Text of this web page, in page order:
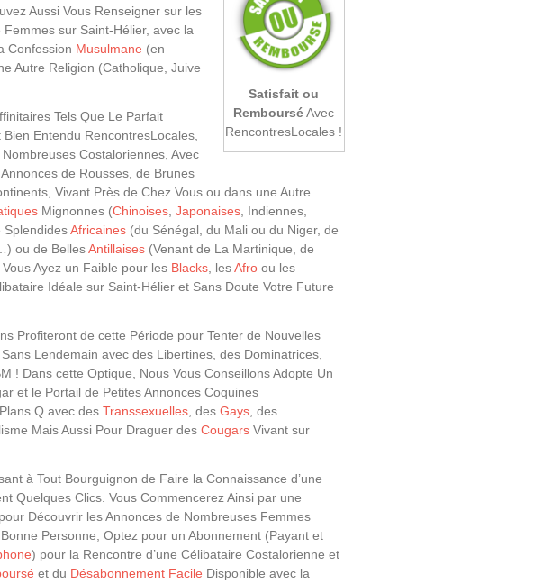
Satisfait ou
RembourséAvec
RencontresLocales !
Aussi Vous Renseigner sur les
sur Saint-Hélier, avec la
Confession Musulmane (en
Autre Religion (Catholique, Juive
Tels Que Le Parfait
Entendu RencontresLocales,
Costaloriennes, Avec
de Rousses, de Brunes
Vivant Près de Chez Vous ou dans une Autre
Mignonnes (Chinoises Japonaises , Indiennes,
Africaines (du Sénégal, du Mali ou du Niger, de
ou de BellesAntillaises (Venant de La Martinique, de
Ayez un Faible pour les Blacks , lesAfro ou les
Idéale sur Saint-Hélier et Sans Doute Votre Future
Profiteront de cette Période pour Tenter de Nouvelles
Lendemain avec des Libertines, des Dominatrices,
! Dans cette Optique, Nous Vous Conseillons Adopte Un
et le Portail de Petites Annonces Coquines
Q avec des Transsexuelles , des Gays , des
Mais Aussi Pour Draguer des Cougars Vivant sur
à Tout Bourguignon de Faire la Connaissance d’une
Quelques Clics. Vous Commencerez Ainsi par une
pour Découvrir les Annonces de Nombreuses Femmes
Personne, Optez pour un Abonnement (Payant et
) pour la Rencontre d’une Célibataire Costalorienne et
et du Désabonnement Facile Disponible avec la